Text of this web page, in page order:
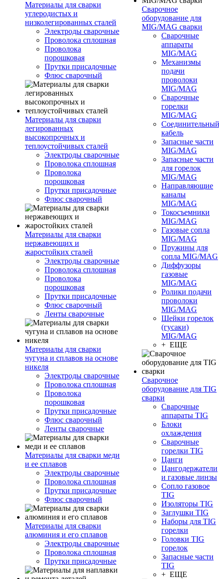
Материалы для сварки
углеродистых и
низколегированных сталей
Электроды сварочные
Проволока сплошная
Проволока
порошковая
Прутки присадочные
Флюс сварочный
Материалы для сварки
легированных
высокопрочных и
теплоустойчивых сталей
Электроды сварочные
Проволока сплошная
Проволока
порошковая
Прутки присадочные
Флюс сварочный
Материалы для сварки
нержавеющих и
жаростойких сталей
Электроды сварочные
Проволока сплошная
Проволока
порошковая
Прутки присадочные
Флюс сварочный
Ленты сварочные
Материалы для сварки
чугуна и сплавов на основе
никеля
Электроды сварочные
Проволока сплошная
Проволока
порошковая
Прутки присадочные
Флюс сварочный
Ленты сварочные
Материалы для сварки меди
и ее сплавов
Электроды сварочные
Проволока сплошная
Прутки присадочные
Флюс сварочный
Материалы для сварки
алюминия и его сплавов
Электроды сварочные
Проволока сплошная
Прутки присадочные
Сварочное
оборудование для
MIG/MAG сварки
Сварочные
аппараты
MIG/MAG
Механизмы
подачи
проволоки
MIG/MAG
Сварочные
горелки
MIG/MAG
Соединительный
кабель
Запасные части
MIG/MAG
Запасные части
для горелок
MIG/MAG
Направляющие
каналы
MIG/MAG
Токосъемники
MIG/MAG
Газовые сопла
MIG/MAG
Пружины для
сопла MIG/MAG
Диффузоры
газовые
MIG/MAG
Ролики подачи
проволоки
MIG/MAG
Шейки горелок
(гусаки)
MIG/MAG
+ ЕЩЕ
Сварочное
оборудование для TIG
сварки
Сварочные
аппараты TIG
Блоки
охлаждения
Сварочные
горелки TIG
Цанги
Цангодержатели
и газовые линзы
Сопло газовое
TIG
Изоляторы TIG
Заглушки TIG
Наборы для TIG
горелки
Головки TIG
горелок
Запасные части
TIG
+ ЕЩЕ